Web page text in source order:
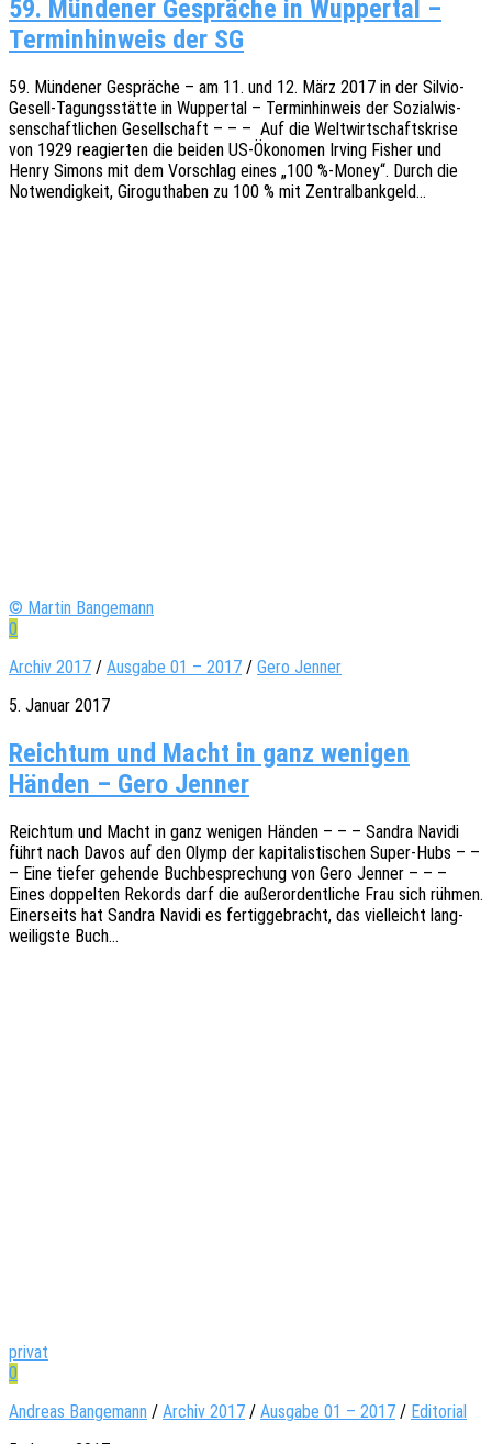
59. Mün­de­ner Gesprä­che in Wup­per­tal –
Ter­min­hin­weis der SG
59. Münde­ner Gesprä­che – am 11. und 12. März 2017 in der Silvio-
Gesell-Tagungs­­­stä­t­­te in Wupper­tal – Termin­hin­weis der Sozi­al­wis­
sen­schaft­li­chen Gesell­schaft – – – Auf die Welt­wirt­schafts­kri­se
von 1929 reagier­ten die beiden US-Ökon­o­­­men Irving Fisher und
Henry Simons mit dem Vorschlag eines „100 %-Money“. Durch die
Notwen­dig­keit, Giro­gut­ha­ben zu 100 % mit Zentralbankgeld…
© Martin Bangemann
0
Archiv 2017 / Ausgabe 01 – 2017 / Gero Jenner
5. Januar 2017
Reichtum und Macht in ganz wenigen
Händen – Gero Jenner
Reich­tum und Macht in ganz weni­gen Händen – – – Sandra Navidi
führt nach Davos auf den Olymp der kapi­ta­lis­ti­schen Super-Hubs – –
– Eine tiefer gehen­de Buch­be­spre­chung von Gero Jenner – – –
Eines doppel­ten Rekords darf die außer­or­dent­li­che Frau sich rühmen.
Einer­seits hat Sandra Navidi es fertig­ge­bracht, das viel­leicht lang­
wei­ligs­te Buch…
privat
0
Andreas Bangemann / Archiv 2017 / Ausgabe 01 – 2017 / Editorial